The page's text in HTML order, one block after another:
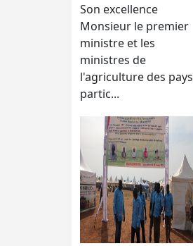
Son excellence
Monsieur le premier
ministre et les
ministres de
l'agriculture des pays
partic...